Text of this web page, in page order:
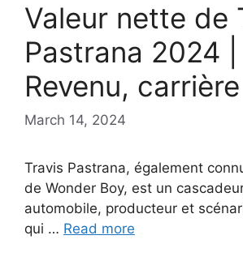
Valeur nette de
Pastrana 2024 |
Revenu,
March 14, 2024
Travis Pastrana, également
de Wonder Boy, est un
automobile, producteur et
qui … Read more